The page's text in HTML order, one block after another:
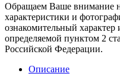
Обращаем Ваше внимание
характеристики и
ознакомительный
определяемой пунктом 2
Российской Федерации.
Описание